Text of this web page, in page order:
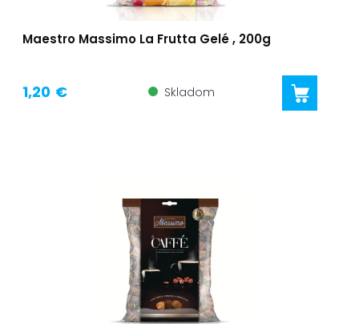
Maestro Massimo La Frutta Gelé , 200g
1,20 € Skladom